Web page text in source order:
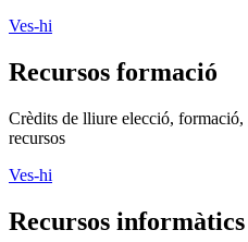
Crèdits de lliure elecció, formació,